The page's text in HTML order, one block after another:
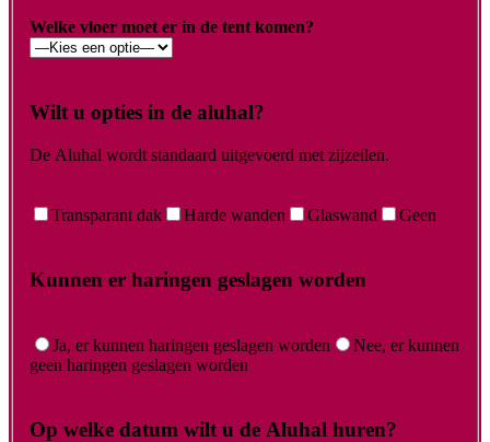
Welke vloer moet er in de tent komen?
Wilt u opties in de aluhal?
De Aluhal wordt standaard uitgevoerd met zijzeilen.
Transparant dak Harde wanden Glaswand Geen
Kunnen er haringen geslagen worden
Ja, er kunnen haringen geslagen worden
Nee, er kunnen
geen haringen geslagen worden
Op welke datum wilt u de Aluhal huren?